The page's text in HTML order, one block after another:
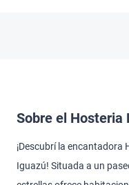
Sobre el Hosteria
¡Descubrí la encantadora
Iguazú! Situada a un